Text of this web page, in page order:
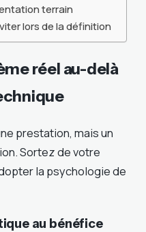
terrain
lors de la définition
réel au-delà
prestation, mais un
Sortez de votre
la psychologie de
au bénéfice